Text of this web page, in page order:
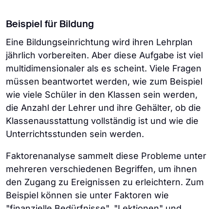
Beispiel für Bildung
Eine Bildungseinrichtung wird ihren Lehrplan
jährlich vorbereiten. Aber diese Aufgabe ist viel
multidimensionaler als es scheint. Viele Fragen
müssen beantwortet werden, wie zum Beispiel
wie viele Schüler in den Klassen sein werden,
die Anzahl der Lehrer und ihre Gehälter, ob die
Klassenausstattung vollständig ist und wie die
Unterrichtsstunden sein werden.
Faktorenanalyse sammelt diese Probleme unter
mehreren verschiedenen Begriffen, um ihnen
den Zugang zu Ereignissen zu erleichtern. Zum
Beispiel können sie unter Faktoren wie